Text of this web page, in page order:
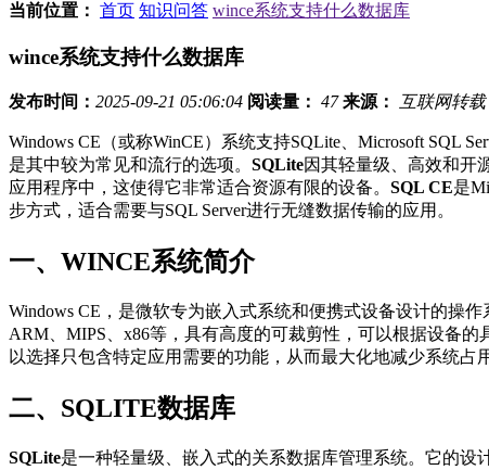
当前位置： 首页 知识问答 wince系统支持什么数据库
wince系统支持什么数据库
发布时间： 2025-09-21 05:06:04 阅读量： 47 来源： 互联网转载
Windows CE（或称WinCE）系统支持SQLite、Microsoft SQL
是其中较为常见和流行的选项。 SQLite因其轻量级、高效和开
应用程序中，这使得它非常适合资源有限的设备。 SQL CE是
步方式，适合需要与SQL Server进行无缝数据传输的应用。
一、WINCE系统简介
Windows CE，是微软专为嵌入式系统和便携式设备设计的操
ARM、MIPS、x86等，具有高度的可裁剪性，可以根据设备
以选择只包含特定应用需要的功能，从而最大化地减少系统占
二、SQLITE数据库
SQLite是一种轻量级、嵌入式的关系数据库管理系统。它的